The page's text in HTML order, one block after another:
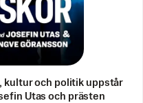
kultur och politik uppstår
Utas och prästen